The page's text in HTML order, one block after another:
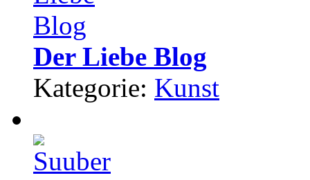
Der Liebe Blog
Kategorie: Kunst